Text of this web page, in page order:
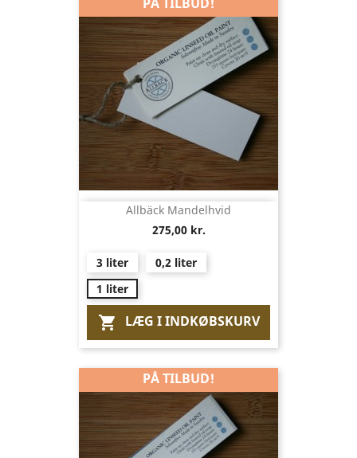
Allbäck Mandelhvid
275,00 kr.
3 liter
0,2 liter
1 liter
 LÆG I INDKØBSKURV
PÅ TILBUD!